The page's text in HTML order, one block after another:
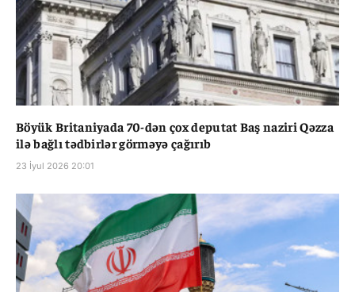
Böyük Britaniyada 70-dən çox deputat Baş naziri Qəzza
ilə bağlı tədbirlər görməyə çağırıb
23 İyul 2026 20:01